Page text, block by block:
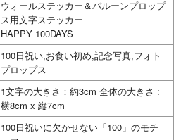
ウォールステッカー＆バルーンプロップ
ス用文字ステッカー
HAPPY 100DAYS
100日祝い,お食い初め,記念写真,フォト
プロップス
1文字の大きさ：約3cm 全体の大きさ :
横8cm x 縦7cm
100日祝いに欠かせない「100」のモチ